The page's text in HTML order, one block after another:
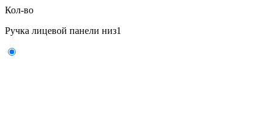
Кол-во
Ручка лицевой панели низ1